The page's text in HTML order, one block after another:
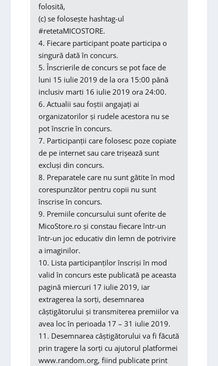
folosită,
(c) se folosește hashtag-ul
#retetaMICOSTORE.
4. Fiecare participant poate participa o
singură dată în concurs.
5. Înscrierile de concurs se pot face de
luni 15 iulie 2019 de la ora 15:00 până
inclusiv marti 16 iulie 2019 ora 24:00.
6. Actualii sau foștii angajați ai
organizatorilor și rudele acestora nu se
pot înscrie în concurs.
7. Participanții care folosesc poze copiate
de pe internet sau care trișează sunt
excluși din concurs.
8. Preparatele care nu sunt gătite în mod
corespunzător pentru copii nu sunt
înscrise în concurs.
9. Premiile concursului sunt oferite de
MicoStore.ro și constau fiecare într-un
într-un joc educativ din lemn de potrivire
a imaginilor.
10. Lista participanților înscriși în mod
valid în concurs este publicată pe aceasta
pagină miercuri 17 iulie 2019, iar
extragerea la sorți, desemnarea
câștigătorului și transmiterea premiilor va
avea loc în perioada 17 – 31 iulie 2019.
11. Desemnarea câștigătorului va fi făcută
prin tragere la sorți cu ajutorul platformei
www.random.org, fiind publicate print